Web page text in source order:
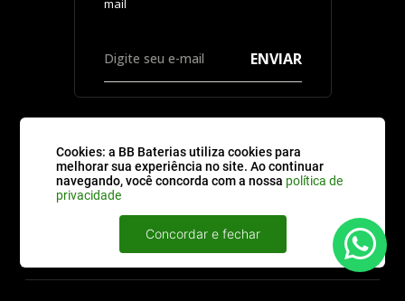
Cookies: a BB Baterias utiliza cookies para
melhorar sua experiência no site. Ao continuar
navegando, você concorda com a nossa política de
privacidade
Concordar e fechar
ENVIAR
CATEGORIAS